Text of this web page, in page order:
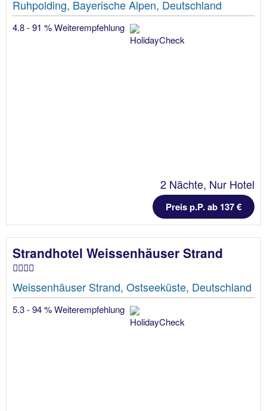
Ruhpolding, Bayerische Alpen, Deutschland
4.8 - 91 % Weiterempfehlung
2 Nächte, Nur Hotel
Preis p.P. ab 137 €
Strandhotel Weissenhäuser Strand
Weissenhäuser Strand, Ostseeküste, Deutschland
5.3 - 94 % Weiterempfehlung